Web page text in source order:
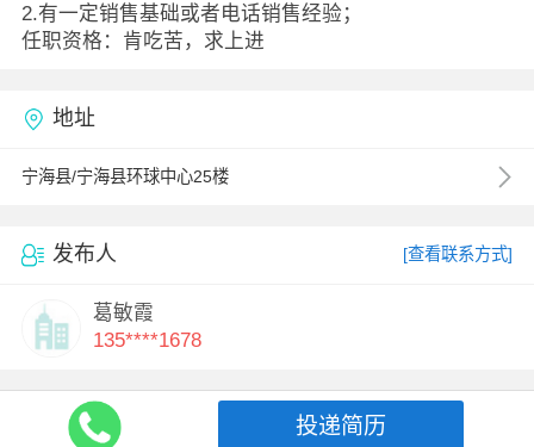
2.有一定销售基础或者电话销售经验；
任职资格：肯吃苦，求上进
地址
宁海县/宁海县环球中心25楼
发布人 [查看联系方式]
葛敏霞
135****1678
投递简历